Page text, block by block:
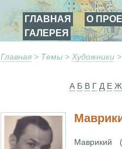
ГЛАВНАЯ О
ГАЛЕРЕЯ
Главная > Темы > Художники
А Б В Г Д Е Ж
Маврикий